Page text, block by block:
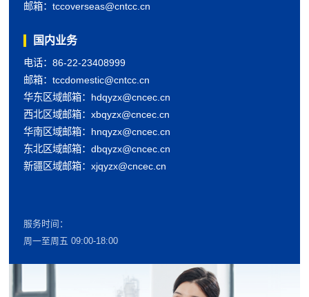
邮箱：tccoverseas@cntcc.cn
国内业务
电话：86-22-23408999
邮箱：tccdomestic@cntcc.cn
华东区域邮箱：hdqyzx@cncec.cn
西北区域邮箱：xbqyzx@cncec.cn
华南区域邮箱：hnqyzx@cncec.cn
东北区域邮箱：dbqyzx@cncec.cn
新疆区域邮箱：xjqyzx@cncec.cn
服务时间：
周一至周五 09:00-18:00